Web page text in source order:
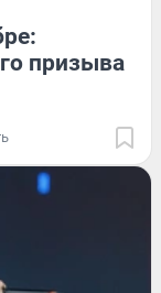
призыва